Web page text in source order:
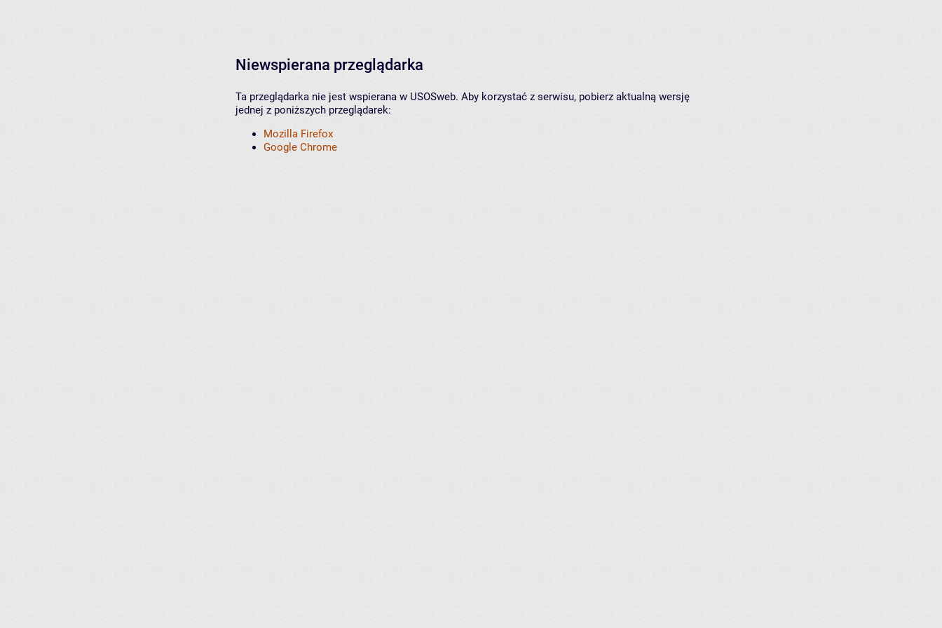
Niewspierana przeglądarka
Ta przeglądarka nie jest wspierana w USOSweb. Aby korzystać z serwisu, pobierz aktualną wersję
jednej z poniższych przeglądarek:
Mozilla Firefox
Google Chrome